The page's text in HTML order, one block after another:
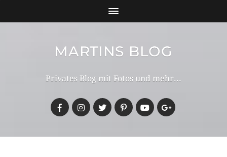
MARTINS BLOG
Privates Blog mit Fotos und mehr...